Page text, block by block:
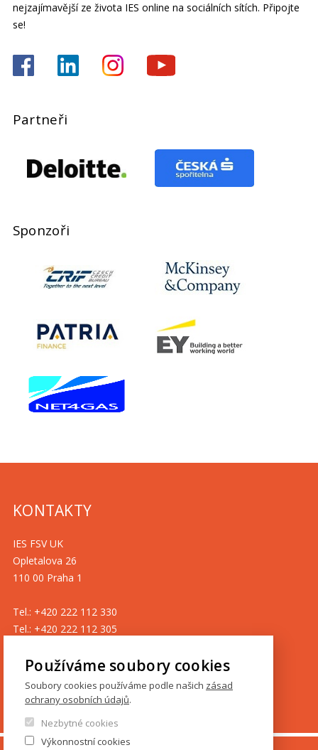
nejzajímavější ze života IES online na sociálních sítích. Připojte
se!
Partneři
Sponzoři
KONTAKTY
IES FSV UK
Opletalova 26
110 00 Praha 1
Tel.: +420 222 112 330
Tel.: +420 222 112 305
ies@fsv.cuni.cz
GDPR
Používáme soubory cookies
Soubory cookies používáme podle našich zásad
ochrany osobních údajů.
Nezbytné cookies
Výkonnostní cookies